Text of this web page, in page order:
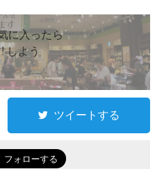
に入ったら
しよう
ツイートする